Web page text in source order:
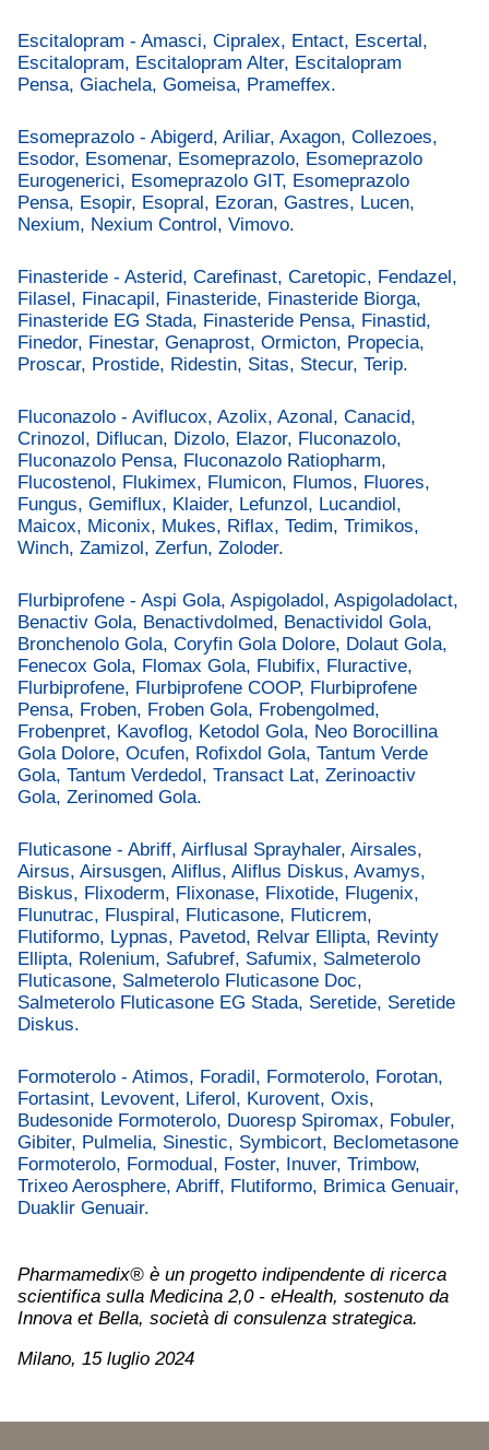
Escitalopram - Amasci, Cipralex, Entact, Escertal,
Escitalopram, Escitalopram Alter, Escitalopram
Pensa, Giachela, Gomeisa, Prameffex.
Esomeprazolo - Abigerd, Ariliar, Axagon, Collezoes,
Esodor, Esomenar, Esomeprazolo, Esomeprazolo
Eurogenerici, Esomeprazolo GIT, Esomeprazolo
Pensa, Esopir, Esopral, Ezoran, Gastres, Lucen,
Nexium, Nexium Control, Vimovo.
Finasteride - Asterid, Carefinast, Caretopic, Fendazel,
Filasel, Finacapil, Finasteride, Finasteride Biorga,
Finasteride EG Stada, Finasteride Pensa, Finastid,
Finedor, Finestar, Genaprost, Ormicton, Propecia,
Proscar, Prostide, Ridestin, Sitas, Stecur, Terip.
Fluconazolo - Aviflucox, Azolix, Azonal, Canacid,
Crinozol, Diflucan, Dizolo, Elazor, Fluconazolo,
Fluconazolo Pensa, Fluconazolo Ratiopharm,
Flucostenol, Flukimex, Flumicon, Flumos, Fluores,
Fungus, Gemiflux, Klaider, Lefunzol, Lucandiol,
Maicox, Miconix, Mukes, Riflax, Tedim, Trimikos,
Winch, Zamizol, Zerfun, Zoloder.
Flurbiprofene - Aspi Gola, Aspigoladol, Aspigoladolact,
Benactiv Gola, Benactivdolmed, Benactividol Gola,
Bronchenolo Gola, Coryfin Gola Dolore, Dolaut Gola,
Fenecox Gola, Flomax Gola, Flubifix, Fluractive,
Flurbiprofene, Flurbiprofene COOP, Flurbiprofene
Pensa, Froben, Froben Gola, Frobengolmed,
Frobenpret, Kavoflog, Ketodol Gola, Neo Borocillina
Gola Dolore, Ocufen, Rofixdol Gola, Tantum Verde
Gola, Tantum Verdedol, Transact Lat, Zerinoactiv
Gola, Zerinomed Gola.
Fluticasone - Abriff, Airflusal Sprayhaler, Airsales,
Airsus, Airsusgen, Aliflus, Aliflus Diskus, Avamys,
Biskus, Flixoderm, Flixonase, Flixotide, Flugenix,
Flunutrac, Fluspiral, Fluticasone, Fluticrem,
Flutiformo, Lypnas, Pavetod, Relvar Ellipta, Revinty
Ellipta, Rolenium, Safubref, Safumix, Salmeterolo
Fluticasone, Salmeterolo Fluticasone Doc,
Salmeterolo Fluticasone EG Stada, Seretide, Seretide
Diskus.
Formoterolo - Atimos, Foradil, Formoterolo, Forotan,
Fortasint, Levovent, Liferol, Kurovent, Oxis,
Budesonide Formoterolo, Duoresp Spiromax, Fobuler,
Gibiter, Pulmelia, Sinestic, Symbicort, Beclometasone
Formoterolo, Formodual, Foster, Inuver, Trimbow,
Trixeo Aerosphere, Abriff, Flutiformo, Brimica Genuair,
Duaklir Genuair.
Pharmamedix® è un progetto indipendente di ricerca
scientifica sulla Medicina 2,0 - eHealth, sostenuto da
Innova et Bella, società di consulenza strategica.
Milano, 15 luglio 2024